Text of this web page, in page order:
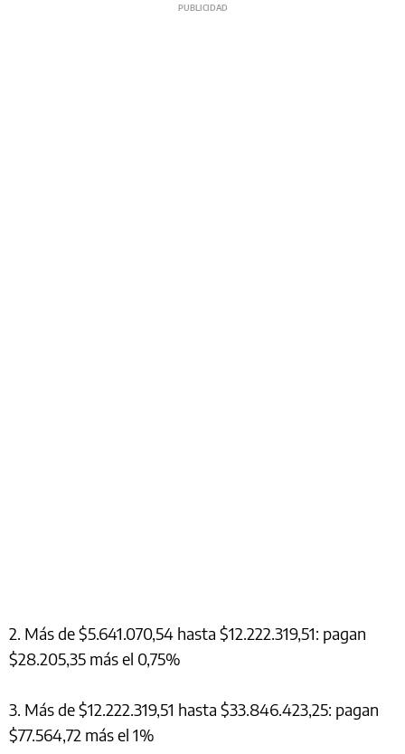
2. Más de $5.641.070,54 hasta $12.222.319,51: pagan
$28.205,35 más el 0,75%
3. Más de $12.222.319,51 hasta $33.846.423,25: pagan
$77.564,72 más el 1%